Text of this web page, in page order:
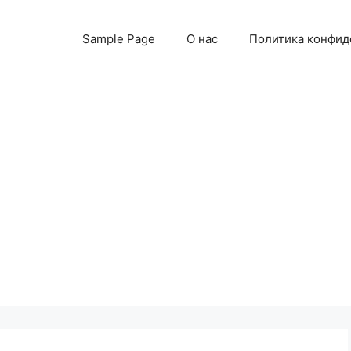
Sample Page О нас Политика